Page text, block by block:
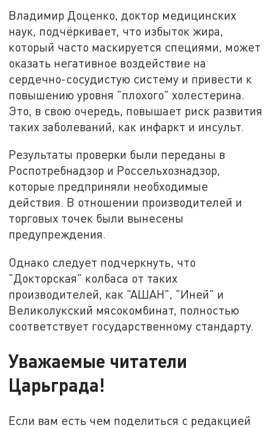
Владимир Доценко, доктор медицинских
наук, подчёркивает, что избыток жира,
который часто маскируется специями, может
оказать негативное воздействие на
сердечно-сосудистую систему и привести к
повышению уровня "плохого" холестерина.
Это, в свою очередь, повышает риск развития
таких заболеваний, как инфаркт и инсульт.
Результаты проверки были переданы в
Роспотребнадзор и Россельхознадзор,
которые предприняли необходимые
действия. В отношении производителей и
торговых точек были вынесены
предупреждения.
Однако следует подчеркнуть, что
"Докторская" колбаса от таких
производителей, как "АШАН", "Иней" и
Великолукский мясокомбинат, полностью
соответствует государственному стандарту.
Уважаемые читатели
Царьграда!
Если вам есть чем поделиться с редакцией